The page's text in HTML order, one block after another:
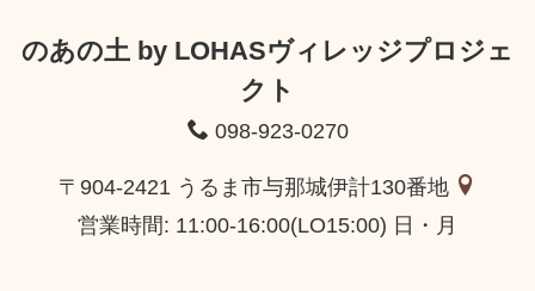
のあの土 by LOHASヴィレッジプロジェ
クト
098-923-0270
〒904-2421 うるま市与那城伊計130番地
営業時間: 11:00-16:00(LO15:00) 日・月